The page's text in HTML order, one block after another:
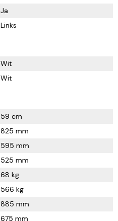
Ja
Links
Wit
Wit
59 cm
825 mm
595 mm
525 mm
68 kg
566 kg
885 mm
675 mm